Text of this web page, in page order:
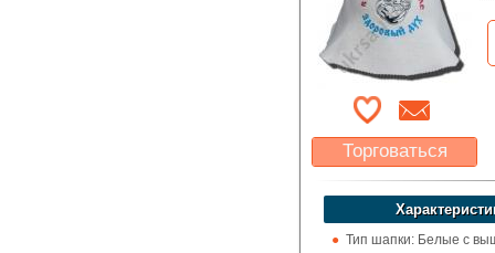
Торговаться
Какая цена Вас
устроит?
Указать цену
Тип шапки: Белые с